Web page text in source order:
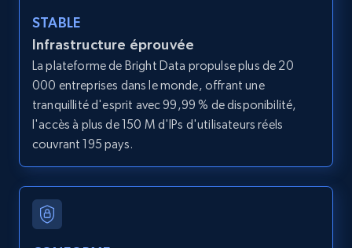
LinkedIn posts
URL, ID, User id, Use url, Title, Headline, Post
text, Date posted, and more.
11.3K+ 1.5K+ Essai gratuit
URL
URL, ID, User id, Use url, Title, Headline, Post
STABLE
Infrastructure éprouvée
La plateforme de Bright Data propulse plus de 20
000 entreprises dans le monde, offrant une
tranquillité d'esprit avec 99,99 % de disponibilité,
l'accès à plus de 150 M d'IPs d'utilisateurs réels
couvrant 195 pays.